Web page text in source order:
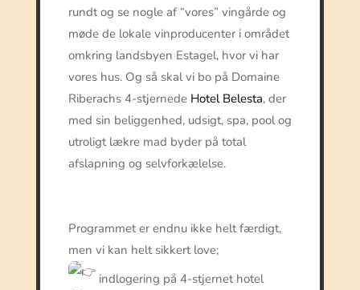
rundt og se nogle af “vores” vingårde og
møde de lokale vinproducenter i området
omkring landsbyen Estagel, hvor vi har
vores hus. Og så skal vi bo på Domaine
Riberachs 4-stjernede Hotel Belesta, der
med sin beliggenhed, udsigt, spa, pool og
utroligt lækre mad byder på total
afslapning og selvforkælelse.
Programmet er endnu ikke helt færdigt,
men vi kan helt sikkert love;
indlogering på 4-stjernet hotel